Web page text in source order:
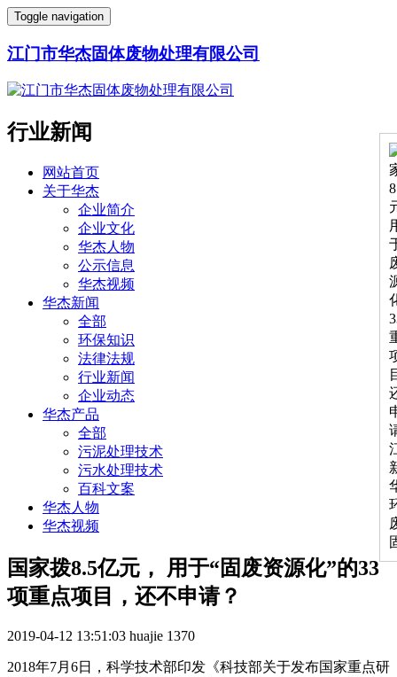
Toggle navigation
江门市华杰固体废物处理有限公司
行业新闻
网站首页
关于华杰
企业简介
企业文化
华杰人物
公示信息
华杰视频
华杰新闻
全部
环保知识
法律法规
行业新闻
企业动态
华杰产品
全部
污泥处理技术
污水处理技术
百科文案
华杰人物
华杰视频
国家拨8.5亿元， 用于“固废资源化”的33
项重点项目，还不申请？
2019-04-12 13:51:03 huajie 1370
2018年7月6日，科学技术部印发《科技部关于发布国家重点研